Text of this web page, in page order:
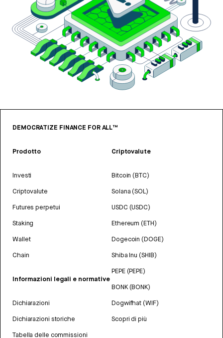
DEMOCRATIZE FINANCE FOR ALL™
Prodotto
Investi
Criptovalute
Futures perpetui
Staking
Wallet
Chain
Informazioni legali e normative
Dichiarazioni
Dichiarazioni storiche
Tabella delle commissioni
Criptovalute
Bitcoin (BTC)
Solana (SOL)
USDC (USDC)
Ethereum (ETH)
Dogecoin (DOGE)
Shiba Inu (SHIB)
PEPE (PEPE)
BONK (BONK)
Dogwifhat (WIF)
Scopri di più